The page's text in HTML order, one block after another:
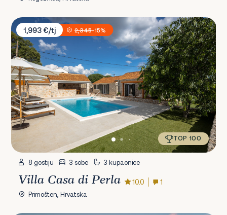
Villa Casa di Perla
1,993 €/tj
2,345-15%
TOP 100
8 gostiju 3 sobe 3 kupaonice
Villa Casa di Perla 10.0 1
Primošten, Hrvatska